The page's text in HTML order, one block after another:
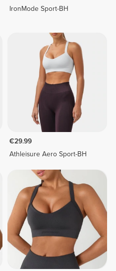
IronMode Sport-BH
€29.99
Athleisure Aero Sport-BH